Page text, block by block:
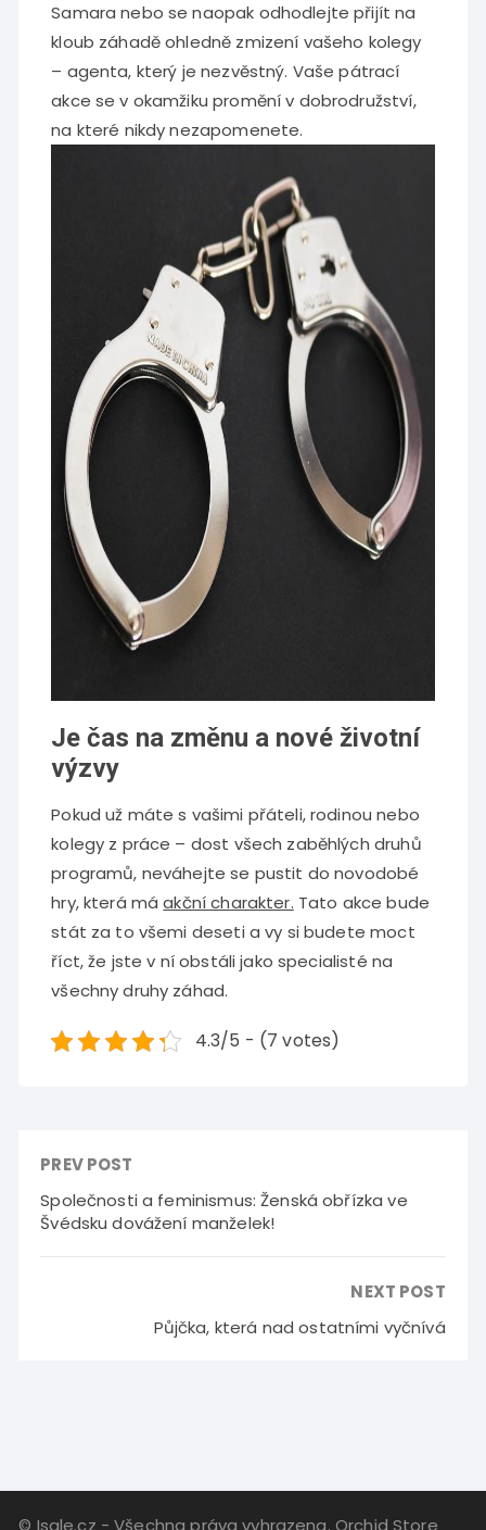
Samara nebo se naopak odhodlejte přijít na
kloub záhadě ohledně zmizení vašeho kolegy
– agenta, který je nezvěstný. Vaše pátrací
akce se v okamžiku promění v dobrodružství,
na které nikdy nezapomenete.
Je čas na změnu a nové životní
výzvy
Pokud už máte s vašimi přáteli, rodinou nebo
kolegy z práce – dost všech zaběhlých druhů
programů, neváhejte se pustit do novodobé
hry, která máakční charakter. Tato akce bude
stát za to všemi deseti a vy si budete moct
říct, že jste v ní obstáli jako specialisté na
všechny druhy záhad.
4.3/5 - (7 votes)
PREV POST
Společnosti a feminismus: Ženská obřízka ve
Švédsku dovážení manželek!
NEXT POST
Půjčka, která nad ostatními vyčnívá
© Isale.cz - Všechna práva vyhrazena. Orchid Store